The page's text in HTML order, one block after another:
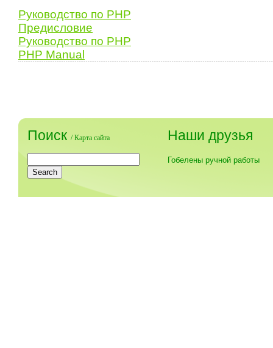
Руководство по PHP
Предисловие
Руководство по PHP
PHP Manual
Поиск /Карта сайта Наши друзья
Гобелены ручной работы